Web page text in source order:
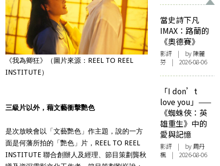
《我為卿狂》（圖片來源：REEL TO REEL
INSTITUTE）
三級片以外，藉文藝衝擊艷色
是次放映會以「文藝艷色」作主題，說的一方
面是何藩所拍的「艷色」片，REEL TO REEL
INSTITUTE 聯合創辦人及經理、節目策劃龔秋
當史詩下凡
IMAX：路蘭的
《奧德賽》
影評 | by 陳麗
芬 | 2026-08-06
「I don’t
love you」——
《蜘蛛俠：英
雄重生》中的
愛與記憶
影評 | by周丹
楓 | 2026-08-06